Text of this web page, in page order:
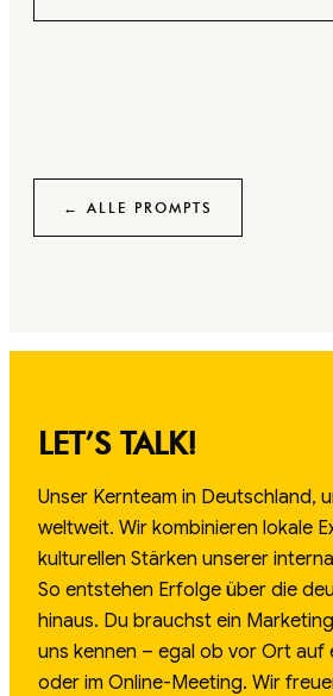
← ALLE PROMPTS
LET’S TALK!
Unser Kernteam in Deutschland,
weltweit. Wir kombinieren lokale
kulturellen Stärken unserer
So entstehen Erfolge über die
hinaus. Du brauchst ein
uns kennen – egal ob vor Ort auf
oder im Online-Meeting. Wir